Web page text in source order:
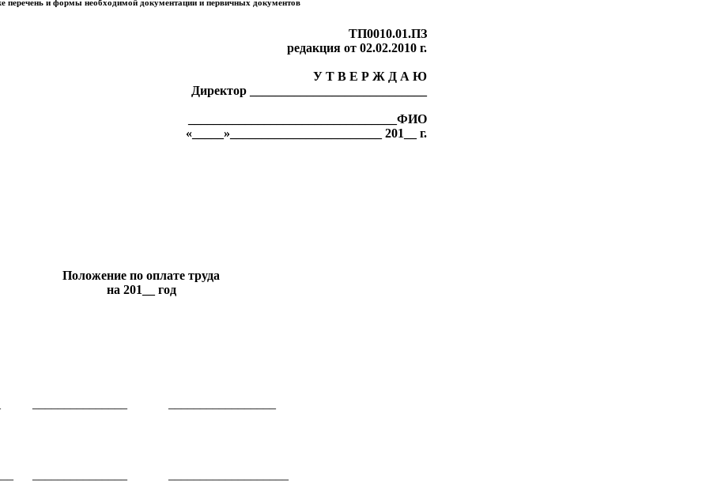
перечень и формы необходимой документации и первичных документов
ТП0010.01.ПЗ
редакция от 02.02.2010 г.
У Т В Е Р Ж Д А Ю
Директор
_________________________________ФИО
«_____»________________________ 201__ г.
Положение по оплате труда
на 201__ год